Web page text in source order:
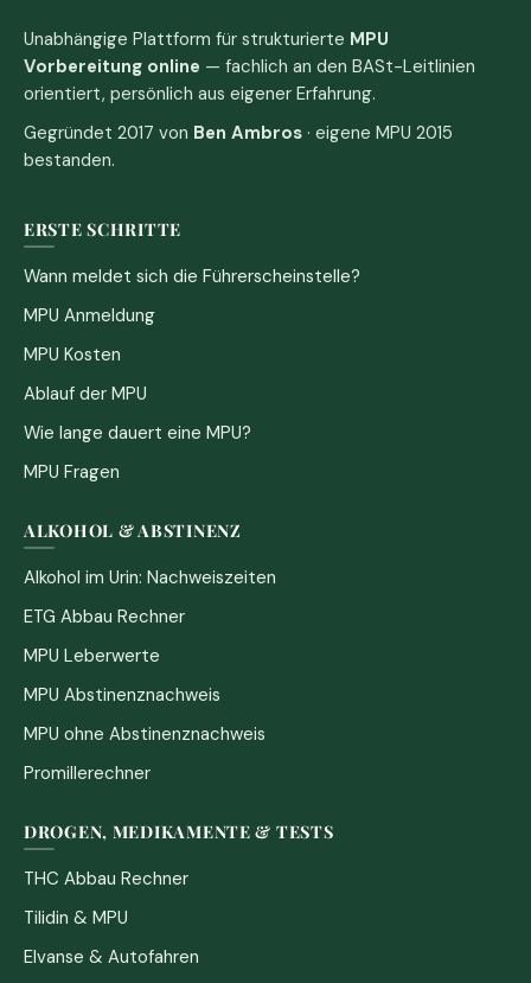
Unabhängige Plattform für strukturierte MPU
Vorbereitung online — fachlich an den BASt-Leitlinien
orientiert, persönlich aus eigener Erfahrung.
Gegründet 2017 von Ben Ambros · eigene MPU 2015
bestanden.
ERSTE SCHRITTE
Wann meldet sich die Führerscheinstelle?
MPU Anmeldung
MPU Kosten
Ablauf der MPU
Wie lange dauert eine MPU?
MPU Fragen
ALKOHOL & ABSTINENZ
Alkohol im Urin: Nachweiszeiten
ETG Abbau Rechner
MPU Leberwerte
MPU Abstinenznachweis
MPU ohne Abstinenznachweis
Promillerechner
DROGEN, MEDIKAMENTE & TESTS
THC Abbau Rechner
Tilidin & MPU
Elvanse & Autofahren